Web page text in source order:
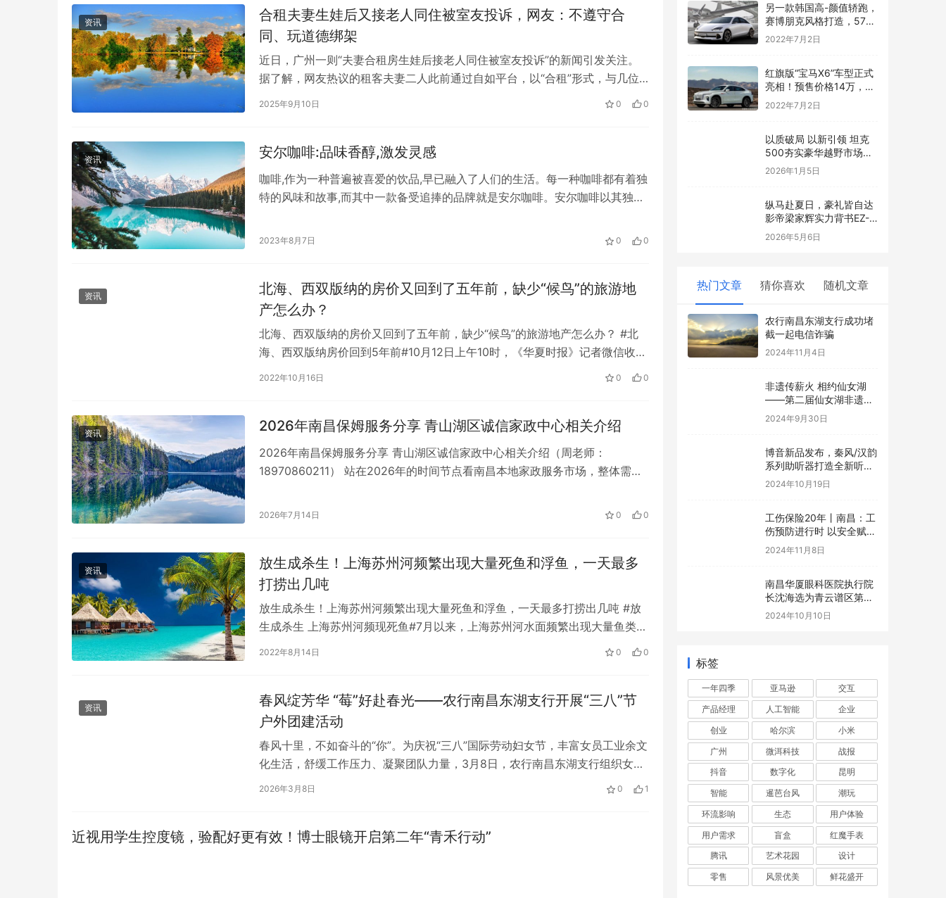
资讯
合租夫妻生娃后又接老人同住被室友投诉，网友：不遵守合
同、玩道德绑架
近日，广州一则“夫妻合租房生娃后接老人同住被室友投诉”的新闻引发关注。
据了解，网友热议的租客夫妻二人此前通过自如平台，以“合租”形式，与几位
2025年9月10日 0 0
资讯 ​安尔咖啡:品味香醇,激发灵感
咖啡,作为一种普遍被喜爱的饮品,早已融入了人们的生活。每一种咖啡都有着独
特的风味和故事,而其中一款备受追捧的品牌就是安尔咖啡。安尔咖啡以其独特
2023年8月7日 0 0
资讯
北海、西双版纳的房价又回到了五年前，缺少“候鸟”的旅游地
产怎么办？
北海、西双版纳的房价又回到了五年前，缺少“候鸟”的旅游地产怎么办？ #北
海、西双版纳房价回到5年前#10月12日上午10时，《华夏时报》记者微信收到
科控股公司推送的房源价格变动提醒…
2022年10月16日 0 0
资讯 2026年南昌保姆服务分享 青山湖区诚信家政中心相关介绍
2026年南昌保姆服务分享 青山湖区诚信家政中心相关介绍（周老师：
18970860211） 站在2026年的时间节点看南昌本地家政服务市场，整体需求
2026年7月14日 0 0
资讯
放生成杀生！上海苏州河频繁出现大量死鱼和浮鱼，一天最多
打捞出几吨
放生成杀生！上海苏州河频繁出现大量死鱼和浮鱼，一天最多打捞出几吨 #放
生成杀生 上海苏州河频现死鱼#7月以来，上海苏州河水面频繁出现大量鱼类死
2022年8月14日 0 0
资讯
春风绽芳华 “莓”好赴春光——农行南昌东湖支行开展“三八”节
户外团建活动
春风十里，不如奋斗的“你”。为庆祝“三八”国际劳动妇女节，丰富女员工业余文
化生活，舒缓工作压力、凝聚团队力量，3月8日，农行南昌东湖支行组织女员
工前往扬子洲镇森美生态园，开展草莓采…
2026年3月8日 0 1
近视用学生控度镜，验配好更有效！博士眼镜开启第二年“青禾行动”
另一款韩国高-颜值轿跑，
赛博朋克风格打造，576
马力续航600公里
2022年7月2日
红旗版“宝马X6”车型正式
亮相！预售价格14万，跨
界轿跑SUV外观动感炫酷
2022年7月2日
以质破局 以新引领 坦克
500夯实豪华越野市场标
杆地位
2026年1月5日
纵马赴夏日，豪礼皆自达
影帝梁家辉实力背书EZ-
60马年版上市 EZ-6超级
置换季开启
2026年5月6日
热门文章 猜你喜欢 随机文章
农行南昌东湖支行成功堵
截一起电信诈骗
2024年11月4日
非遗传薪火 相约仙女湖
——第二届仙女湖非遗旅
游欢乐周开幕在即
2024年9月30日
博音新品发布，秦风/汉韵
系列助听器打造全新听觉
体验
2024年10月19日
工伤保险20年丨南昌：工
伤预防进行时 以安全赋能
发展
2024年11月8日
南昌华厦眼科医院执行院
长沈海选为青云谱区第十
七届人民代表大会代表
2024年10月10日
标签
一年四季 亚马逊
交互
产品经理
人工智能
企业
创业
哈尔滨
小米
广州
微洱科技
战报
抖音
数字化
昆明
智能
暹芭台风
潮玩
环流影响
生态
用户体验
用户需求
盲盒
红魔手表
腾讯
艺术花园
设计
零售
风景优美 鲜花盛开